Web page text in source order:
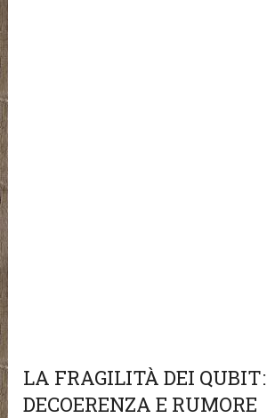
LA FRAGILITÀ DEI QUBIT:
DECOERENZA E RUMORE